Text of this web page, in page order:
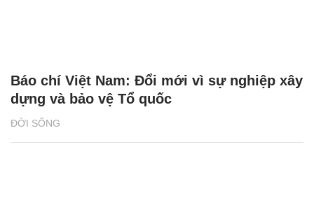
ĐỜI SỐNG
Báo chí Việt Nam: Đổi mới vì sự nghiệp xây
dựng và bảo vệ Tổ quốc